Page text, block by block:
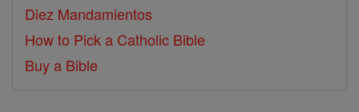
Diez Mandamientos
How to Pick a Catholic Bible
Buy a Bible